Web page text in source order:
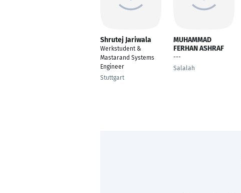
Shrutej Jariwala
Werkstudent &
Mastarand Systems
Engineer
Stuttgart
MUHAMMAD
FERHAN ASHRAF
---
Salalah